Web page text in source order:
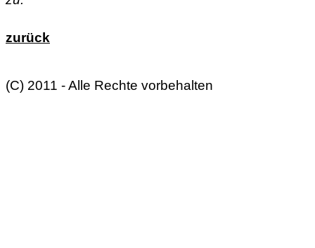
zurück
(C) 2011 - Alle Rechte vorbehalten